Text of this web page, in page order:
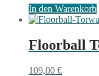
In den Warenkorb
Floorball
109,00 €